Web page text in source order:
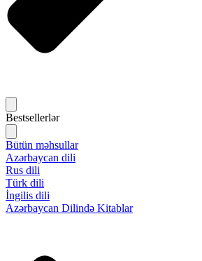
Bestsellerlər
Bütün məhsullar
Azərbaycan dili
Rus dili
Türk dili
İngilis dili
Azərbaycan Dilində Kitablar